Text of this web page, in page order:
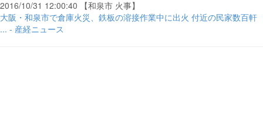
2016/10/31 12:00:40 【和泉市 火事】
大阪・和泉市で倉庫火災、鉄板の溶接作業中に出火 付近の民家数百軒
... - 産経ニュース